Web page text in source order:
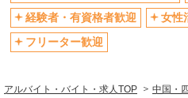
経験者・有資格者歓迎
女性
フリーター歓迎
アルバイト・バイト・求人TOP 中国・